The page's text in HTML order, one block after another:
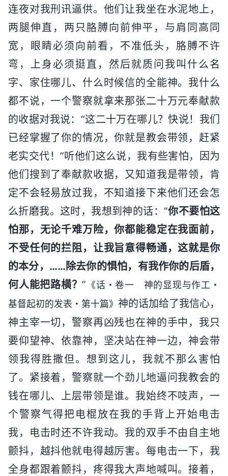
连夜对我刑讯逼供。他们让我坐在水泥地上，
两腿伸直，两只胳膊向前伸平，与肩同高同
宽，眼睛必须向前看，不准低头，胳膊不许
弯，上身必须挺直，然后就质问我叫什么名
字、家住哪儿、什么时候信的全能神。我什么
都不说，一个警察就拿来那张二十万元奉献款
的收据对我说：“这二十万在哪儿？快说！我们
已经掌握了你的情况，你就是教会带领，赶紧
老实交代！”听他们这么说，我有些害怕，因为
他们搜到了奉献款收据，又知道我是带领，肯
定不会轻易放过我，不知道接下来他们还会怎
么折磨我。这时，我想到神的话：“你不要怕这
怕那，无论千难万险，你都能稳定在我面前，
不受任何的拦阻，让我旨意得畅通，这就是你
的本分，……除去你的惧怕，有我作你的后盾，
何人能把路横？” 《话・卷一 神的显现与作工・
基督起初的发表・第十篇》 神的话加给了我信心，
神主宰一切，警察再凶残也在神的手中，我只
要仰望神、依靠神，坚决站在神一边，神会带
领我得胜撒但。想到这儿，我就不那么害怕
了。紧接着，警察就一个劲儿地逼问我教会的
钱在哪儿、上层带领是谁。我始终不吱声，一
个警察气得把电棍放在我的手背上开始电击
我，电击时还不许我动。我的双手不由自主地
颤抖，越抖他就电得越厉害。每电击一下，我
全身都跟着颤抖，疼得我大声地喊叫。接着，